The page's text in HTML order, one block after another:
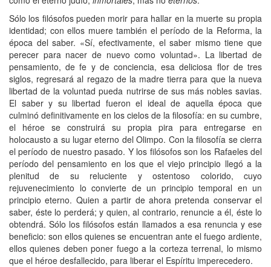
Sólo los filósofos pueden morir para hallar en la muerte su propia
identidad; con ellos muere también el período de la Reforma, la
época del saber. «Sí, efectivamente, el saber mismo tiene que
perecer para nacer de nuevo como voluntad». La libertad de
pensamiento, de fe y de conciencia, esa deliciosa flor de tres
siglos, regresará al regazo de la madre tierra para que la nueva
libertad de la voluntad pueda nutrirse de sus más nobles savias.
El saber y su libertad fueron el ideal de aquella época que
culminó definitivamente en los cielos de la filosofía: en su cumbre,
el héroe se construirá su propia pira para entregarse en
holocausto a su lugar eterno del Olimpo. Con la filosofía se cierra
el período de nuestro pasado. Y los filósofos son los Rafaeles del
período del pensamiento en los que el viejo principio llegó a la
plenitud de su reluciente y ostentoso colorido, cuyo
rejuvenecimiento lo convierte de un principio temporal en un
principio eterno. Quien a partir de ahora pretenda conservar el
saber, éste lo perderá; y quien, al contrario, renuncie a él, éste lo
obtendrá. Sólo los filósofos están llamados a esa renuncia y ese
beneficio: son ellos quienes se encuentran ante el fuego ardiente,
ellos quienes deben poner fuego a la corteza terrenal, lo mismo
que el héroe desfallecido, para liberar el Espíritu imperecedero.